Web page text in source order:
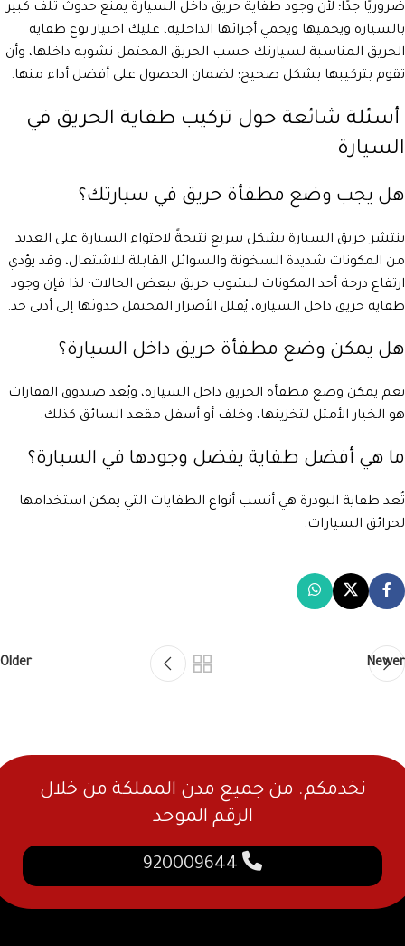
ضروريًا جدًا؛ لأن وجود طفاية حريق داخل السيارة يمنع حدوث تلف كبير
بالسيارة ويحميها ويحمي أجزائها الداخلية، عليك اختيار نوع طفاية
الحريق المناسبة لسيارتك حسب الحريق المحتمل نشوبه داخلها، وأن
تقوم بتركيبها بشكل صحيح؛ لضمان الحصول على أفضل أداء منها.
أسئلة شائعة حول تركيب طفاية الحريق في
السيارة
هل يجب وضع مطفأة حريق في سيارتك؟
ينتشر حريق السيارة بشكل سريع نتيجةً لاحتواء السيارة على العديد
من المكونات شديدة السخونة والسوائل القابلة للاشتعال، وقد يؤدي
ارتفاع درجة أحد المكونات لنشوب حريق ببعض الحالات؛ لذا فإن وجود
طفاية حريق داخل السيارة، يُقلل الأضرار المحتمل حدوثها إلى أدنى حد.
هل يمكن وضع مطفأة حريق داخل السيارة؟
نعم يمكن وضع مطفأة الحريق داخل السيارة، ويُعد صندوق القفازات
هو الخيار الأمثل لتخزينها، وخلف أو أسفل مقعد السائق كذلك.
ما هي أفضل طفاية يفضل وجودها في السيارة؟
تُعد طفاية البودرة هي أنسب أنواع الطفايات التي يمكن استخدامها
لحرائق السيارات.
Newer
Older
نخدمكم. من جميع مدن المملكة من خلال
الرقم الموحد